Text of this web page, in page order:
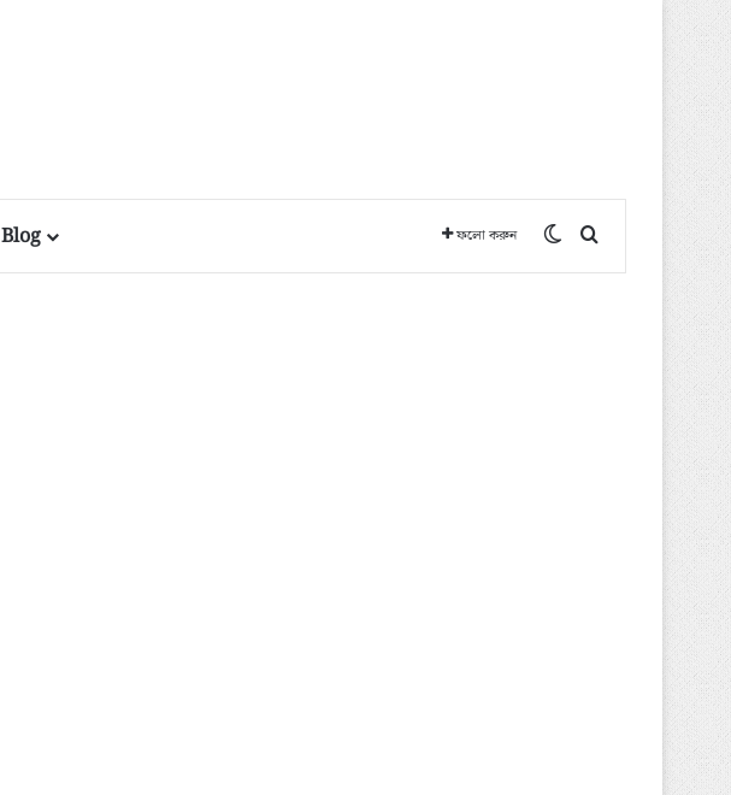
Blog ফলো করুন Switch skin
অনুসন্ধান করুন